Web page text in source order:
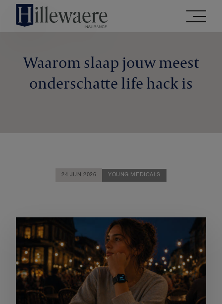
directly
contentsWaarom slaap jouw meest
onderschatte life hack is
24 JUN 2026 YOUNG MEDICALS